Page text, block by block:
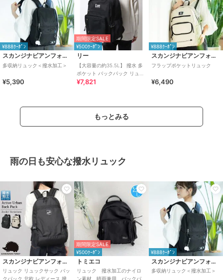
¥888ｸｰﾎﾟﾝ
スカンジナビアンフォレスト
多収納リュック＜撥水加工＞
¥5,390
期間限定SALE
¥500ｸｰﾎﾟﾝ
リー
【大容量の約35.5L】 撥水 多
ポケット バックパック リュッ
ク
¥7,821
¥888ｸｰﾎﾟﾝ
スカンジナビアンフォレスト
フラップポケットリュック
¥6,490
もっとみる
雨の日も安心な撥水リュック
スカンジナビアンフォレスト
リュック リュックサック バッ
クパック 北欧 レディース 撥水
期間限定SALE
¥500ｸｰﾎﾟﾝ
トミエコ
リュック 撥水加工のナイロ
ン素材 晴雨兼用 バックパ
¥888ｸｰﾎﾟﾝ
スカンジナビアンフォレスト
多収納リュック＜撥水加工＞